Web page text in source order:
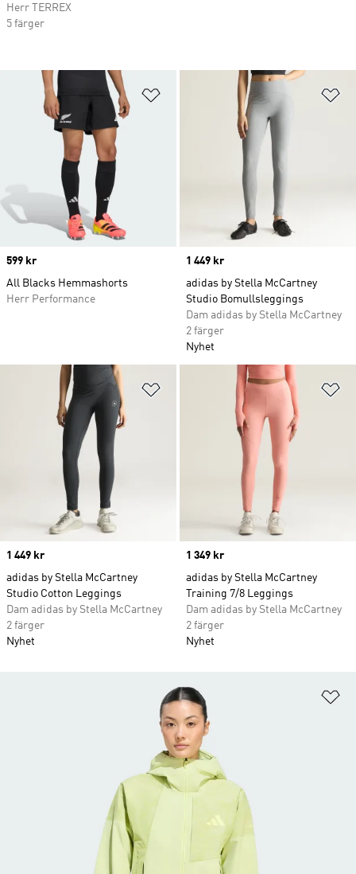
Lägg till på önskelistan
Price
599 kr
All Blacks Hemmashorts
Herr Performance
Price
1 449 kr
adidas by Stella McCartney
Studio Bomullsleggings
Dam adidas by Stella McCartney
2 färger
Nyhet
Lägg till på önskelistan
Price
1 449 kr
adidas by Stella McCartney
Studio Cotton Leggings
Dam adidas by Stella McCartney
2 färger
Nyhet
Price
1 349 kr
adidas by Stella McCartney
Training 7/8 Leggings
Dam adidas by Stella McCartney
2 färger
Nyhet
Herr TERREX
5 färger